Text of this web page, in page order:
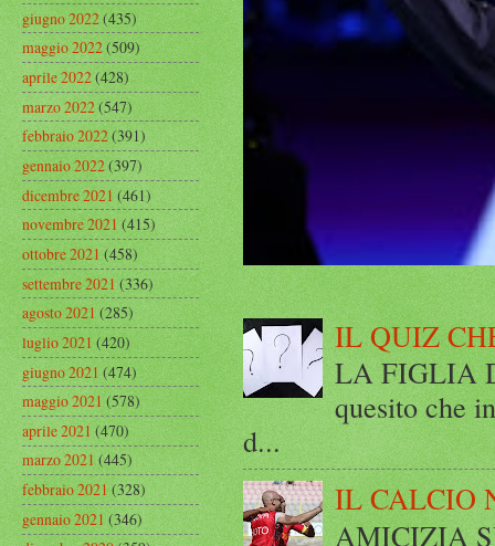
IL QUIZ
LA FIGLIA
quesito che
d...
IL CALCIO
AMICIZIA
giugno 2022(435)
maggio 2022(509)
aprile 2022(428)
marzo 2022(547)
febbraio 2022(391)
gennaio 2022(397)
dicembre 2021(461)
novembre 2021(415)
ottobre 2021(458)
settembre 2021(336)
agosto 2021(285)
luglio 2021(420)
giugno 2021(474)
maggio 2021(578)
aprile 2021(470)
marzo 2021(445)
febbraio 2021(328)
gennaio 2021(346)